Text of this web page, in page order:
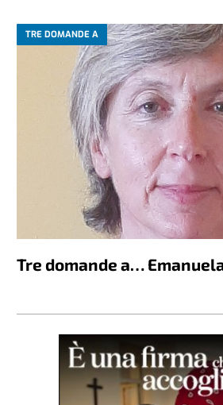
TRE DOMANDE A
Tre domande a…